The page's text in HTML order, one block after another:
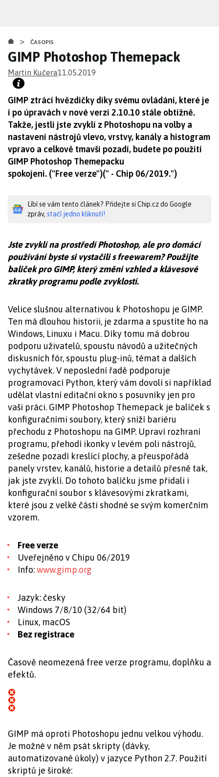
obsahu
> ČASOPIS
GIMP Photoshop Themepack
Martin Kučera11.05.2019
GIMP ztrácí hvězdičky díky svému ovládání, které je
i po úpravách v nové verzi 2.10.10 stále obtížně.
Takže, jestli jste zvyklí z Photoshopu na volby a
nastavení nástrojů vlevo, vrstvy, kanály a histogram
vpravo a celkově tmavší pozadí, budete po použití
GIMP Photoshop Themepacku
spokojeni. ("Free verze")(" - Chip 06/2019.")
Líbí se vám tento článek? Přidejte si Chip.cz do Google
zpráv, stačí jedno kliknutí!
Jste zvyklí na prostředí Photoshop, ale pro domácí
používání byste si vystačili s freewarem? Použijte
baliček pro GIMP, který změní vzhled a klávesové
zkratky programu podle zvyklostí.
Velice slušnou alternativou k Photoshopu je GIMP.
Ten má dlouhou historii, je zdarma a spustíte ho na
Windows, Linuxu i Macu. Díky tomu má dobrou
podporu uživatelů, spoustu návodů a užitečných
diskusních fór, spoustu plug-inů, témat a dalších
vychytávek. V neposlední řadě podporuje
programovací Python, který vám dovolí si například
udělat vlastní editační okno s posuvníky jen pro
vaši práci. GIMP Photoshop Themepack je balíček s
konfiguračními soubory, který sníží bariéru
přechodu z Photoshopu na GIMP. Upraví rozhraní
programu, přehodí ikonky v levém poli nástrojů,
zešedne pozadí kreslící plochy, a přeuspořádá
panely vrstev, kanálů, historie a detailů přesně tak,
jak jste zvyklí. Do tohoto balíčku jsme přidali i
konfigurační soubor s klávesovými zkratkami,
které jsou z velké části shodné se svým komerčním
vzorem.
Free verze
Uveřejněno v Chipu 06/2019
Info:www.gimp.org
Jazyk: česky
Windows 7/8/10 (32/64 bit)
Linux, macOS
Bez registrace
Časově neomezená free verze programu, doplňku a
efektů.
GIMP má oproti Photoshopu jednu velkou výhodu.
Je možné v něm psát skripty (dávky,
automatizované úkoly) v jazyce Python 2.7. Použití
skriptů je široké: